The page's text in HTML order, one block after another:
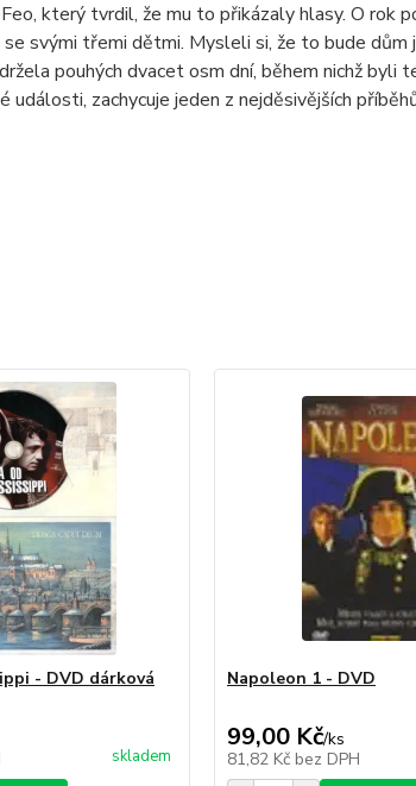
který tvrdil, že mu to přikázaly hlasy. O rok
svými třemi dětmi. Mysleli si, že to bude dům
pouhých dvacet osm dní, během nichž byli
zachycuje jeden z nejděsivějších
- DVD dárková
skladem
Napoleon 1 - DVD
99,00 Kč/ks
81,82 Kč bez DPH